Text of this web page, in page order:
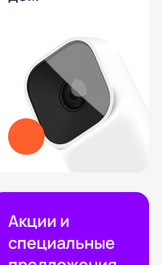
Акции и
специальные